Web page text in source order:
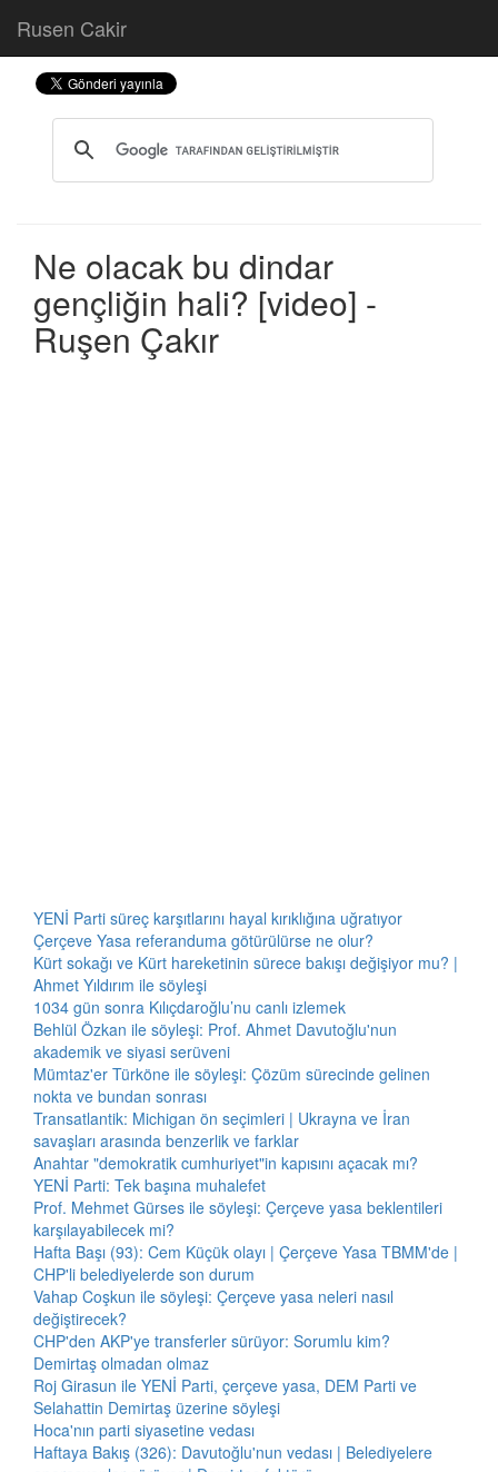
Rusen Cakir
Ne olacak bu dindar
gençliğin hali? [video] -
Ruşen Çakır
YENİ Parti süreç karşıtlarını hayal kırıklığına uğratıyor
Çerçeve Yasa referanduma götürülürse ne olur?
Kürt sokağı ve Kürt hareketinin sürece bakışı değişiyor mu? |
Ahmet Yıldırım ile söyleşi
1034 gün sonra Kılıçdaroğlu’nu canlı izlemek
Behlül Özkan ile söyleşi: Prof. Ahmet Davutoğlu'nun
akademik ve siyasi serüveni
Mümtaz'er Türköne ile söyleşi: Çözüm sürecinde gelinen
nokta ve bundan sonrası
Transatlantik: Michigan ön seçimleri | Ukrayna ve İran
savaşları arasında benzerlik ve farklar
Anahtar "demokratik cumhuriyet"in kapısını açacak mı?
YENİ Parti: Tek başına muhalefet
Prof. Mehmet Gürses ile söyleşi: Çerçeve yasa beklentileri
karşılayabilecek mi?
Hafta Başı (93): Cem Küçük olayı | Çerçeve Yasa TBMM'de |
CHP'li belediyelerde son durum
Vahap Coşkun ile söyleşi: Çerçeve yasa neleri nasıl
değiştirecek?
CHP'den AKP'ye transferler sürüyor: Sorumlu kim?
Demirtaş olmadan olmaz
Roj Girasun ile YENİ Parti, çerçeve yasa, DEM Parti ve
Selahattin Demirtaş üzerine söyleşi
Hoca'nın parti siyasetine vedası
Haftaya Bakış (326): Davutoğlu'nun vedası | Belediyelere